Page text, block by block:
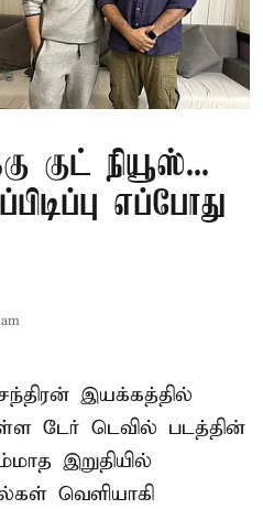
குட் நியூஸ்...
எப்போது
இயக்கத்தில்
டேர் டெவில் படத்தின்
இறுதியில்
வெளியாகி